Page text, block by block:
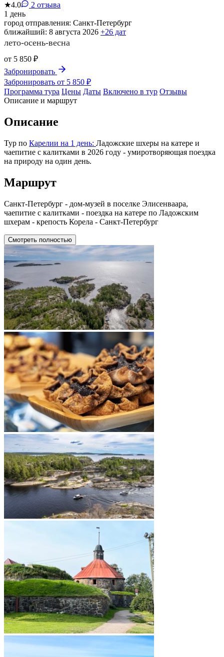
★4.0
2 отзыва
1 день
город отправления: Санкт-Петербург
ближайший: 8 августа 2026 +26 дат
лето-осень-весна
от 5 850 ₽
Забронировать
Забронировать от 5 850 ₽
Программа тура Цены Даты Включено в тур Отзывы
Описание и маршрут
Описание
Тур по Карелии на 1 день: Ладожские шхеры на катере и
чаепитие с калитками в 2026 году - умиротворяющая поездка
на природу на один день.
Маршрут
Санкт-Петербург - дом-музей в поселке Элисенваара,
чаепитие с калитками - поездка на катере по Ладожским
шхерам - крепость Корела - Санкт-Петербург
Смотреть полностью